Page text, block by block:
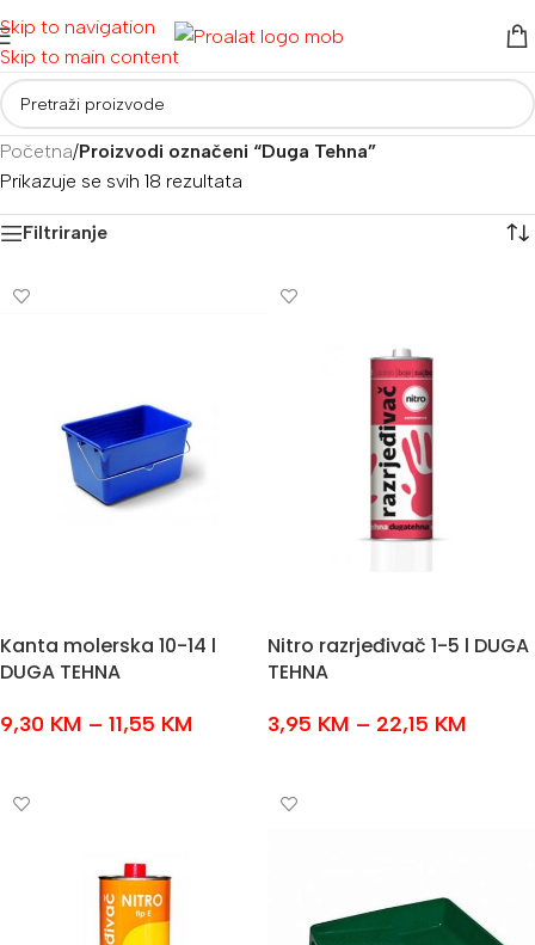
Skip to navigation
Skip to main content
Početna/Proizvodi označeni “Duga Tehna”
Prikazuje se svih 18 rezultata
Filtriranje
Kanta molerska 10-14 l
DUGA TEHNA
9,30 KM – 11,55 KM
Nitro razrjeđivač 1-5 l DUGA
TEHNA
3,95 KM – 22,15 KM